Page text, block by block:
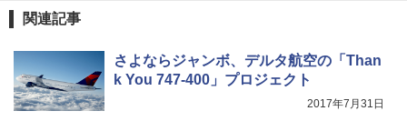
関連記事
さよならジャンボ、デルタ航空の「Than
k You 747-400」プロジェクト
2017年7月31日